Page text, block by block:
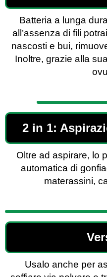
Batteria a lunga
all’assenza di fili
nascosti e bui,
Inoltre, grazie alla
2 in 1:
Oltre ad aspirare, lo
automatica di
materassini,
Usalo anche per